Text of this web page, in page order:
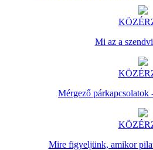
Mi az a
Mérgező párkapcsolatok
Mire figyeljünk, amikor